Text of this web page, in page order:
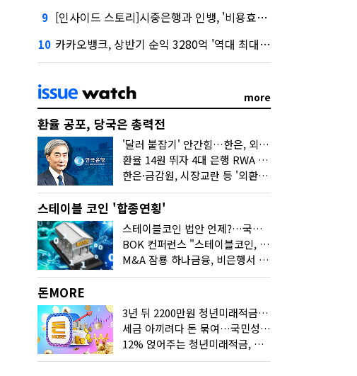
9 [인사이드 스토리]시중은행과 인뱅, '비용효율성' 다른 잣대 왜?
10 카카오뱅크, 상반기 순익 3280억 '역대 최대'…"캐피탈, 자산 1조원 이상"
more
환율 공포, 당국은 총력전
'달러 붙잡기' 안간힘…한은, 외화 초과지준에 이자 6개월 더
환율 14원 뛰자 4대 은행 RWA 6조 '눈덩이'…2배 뛴 2분기는?
한은·금감원, 시장교란 등 '외환공동검사'…환율 급등 전방위 대응
스테이블 코인 '합종연횡'
스테이블코인 법안 언제?…국회에 쏠린 시선
BOK 컨퍼런스 "스테이블코인, 결제 넘어 보험 대출 등 금융 연결 도구"
M&A 잠룡 하나금융, 비은행서 '두나무'로 눈돌린 이유는
돈MORE
3년 뒤 2200만원 청년미래적금, 최고 금리 받으려면?
세금 아끼려다 돈 묶여…국민성장펀드 누가 가입하면 좋을까
12% 얹어주는 청년미래적금, 갈아타기 거절 될수 있어요